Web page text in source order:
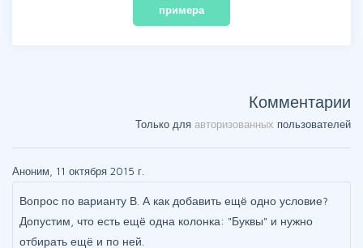
примера
Комментарии
Только для авторизованных пользователей
Аноним, 11 октября 2015 г.
Вопрос по варианту В. А как добавить ещё одно условие?
Допустим, что есть ещё одна колонка: "Буквы" и нужно
отбирать ещё и по ней.